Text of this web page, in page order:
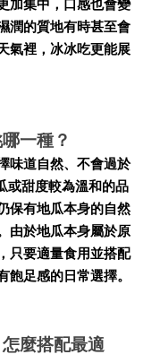
加集中，口感也會變
潤的質地有時甚至會
氣裡，冰冰吃更能展
一種？
味道自然、不會過於
或甜度較為溫和的品
保有地瓜本身的自然
由於地瓜本身屬於原
只要適量食用並搭配
足感的日常選擇。
麼搭配最適